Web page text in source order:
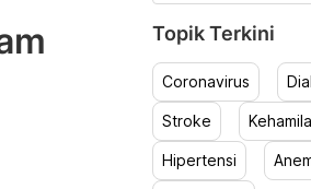
Topik Terkini
Coronavirus
Stroke
Hipertensi